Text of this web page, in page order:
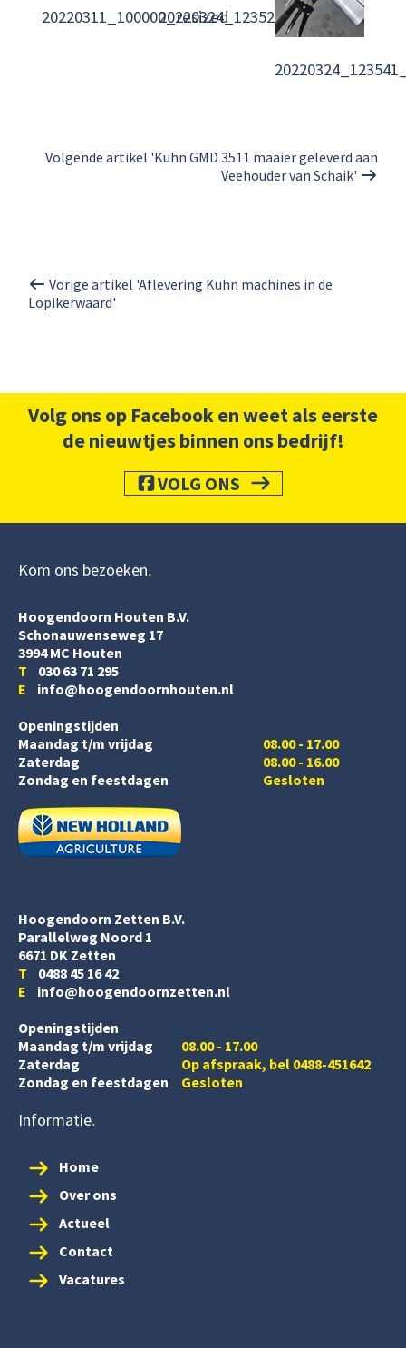
20220311_100000_resized20220324_123521_resized
Volgende artikel 'Kuhn GMD 3511 maaier geleverd aan
Veehouder van Schaik'
Vorige artikel 'Aflevering Kuhn machines in de
Lopikerwaard'
Volg ons op Facebook en weet als eerste
de nieuwtjes binnen ons bedrijf!
VOLG ONS
Kom ons bezoeken
Hoogendoorn Houten B.V.
Schonauwenseweg 17
3994 MC Houten
T 030 63 71 295
E info@hoogendoornhouten.nl
Openingstijden
Maandag t/m vrijdag
Zaterdag
08.00 - 17.00
08.00 - 16.00
Zondag en feestdagen
Gesloten
Hoogendoorn Zetten B.V.
Parallelweg Noord 1
6671 DK Zetten
T 0488 45 16 42
E info@hoogendoornzetten.nl
Openingstijden
Maandag t/m vrijdag
08.00 - 17.00
Zaterdag
Op afspraak, bel 0488-451642
Zondag en feestdagen
Gesloten
Informatie
Home
Over ons
Actueel
Contact
Vacatures